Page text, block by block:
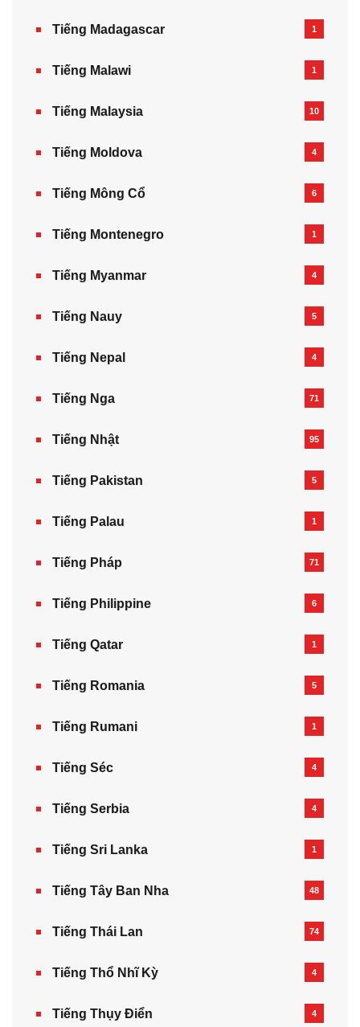
Tiếng Madagascar 1
Tiếng Malawi 1
Tiếng Malaysia 10
Tiếng Moldova 4
Tiếng Mông Cổ 6
Tiếng Montenegro 1
Tiếng Myanmar 4
Tiếng Nauy 5
Tiếng Nepal‎ 4
Tiếng Nga 71
Tiếng Nhật 95
Tiếng Pakistan 5
Tiếng Palau 1
Tiếng Pháp 71
Tiếng Philippine 6
Tiếng Qatar 1
Tiếng Romania 5
Tiếng Rumani 1
Tiếng Séc 4
Tiếng Serbia 4
Tiếng Sri Lanka 1
Tiếng Tây Ban Nha 48
Tiếng Thái Lan 74
Tiếng Thổ Nhĩ Kỳ 4
Tiếng Thụy Điển 4